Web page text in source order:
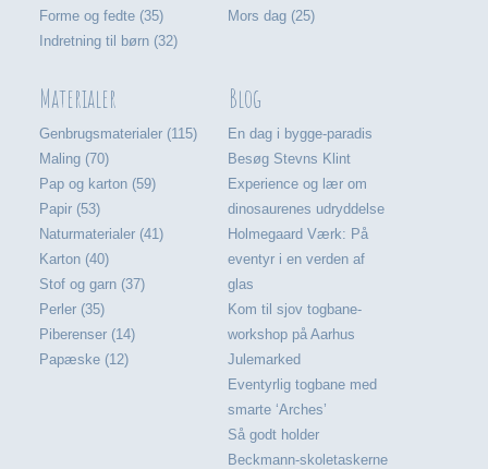
Forme og fedte (35)
Indretning til børn (32)
Mors dag (25)
Materialer
Genbrugsmaterialer (115)
Maling (70)
Pap og karton (59)
Papir (53)
Naturmaterialer (41)
Karton (40)
Stof og garn (37)
Perler (35)
Piberenser (14)
Papæske (12)
Blog
En dag i bygge-paradis
Besøg Stevns Klint
Experience og lær om
dinosaurenes udryddelse
Holmegaard Værk: På
eventyr i en verden af
glas
Kom til sjov togbane-
workshop på Aarhus
Julemarked
Eventyrlig togbane med
smarte ‘Arches’
Så godt holder
Beckmann-skoletaskerne